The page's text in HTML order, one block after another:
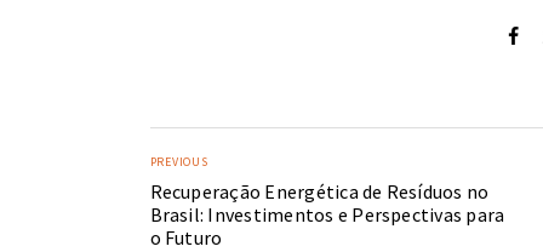
PREVIOUS
Recuperação Energética de Resíduos no
Brasil: Investimentos e Perspectivas para
o Futuro